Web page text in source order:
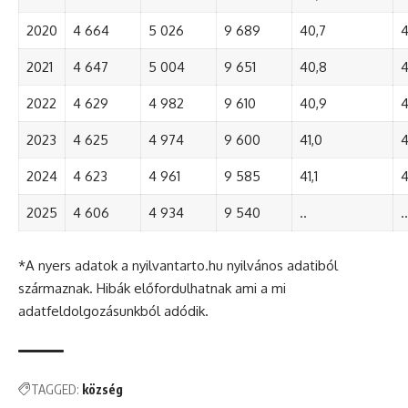
2020 4 664 5 026 9 689 40,7
2021 4 647 5 004 9 651 40,8
2022 4 629 4 982 9 610 40,9
2023 4 625 4 974 9 600 41,0
2024 4 623 4 961 9 585 41,1
2025 4 606 4 934 9 540 .. ..
*A nyers adatok a nyilvantarto.hu nyilvános adatiból
származnak. Hibák előfordulhatnak ami a mi
adatfeldolgozásunkból adódik.
TAGGED: község